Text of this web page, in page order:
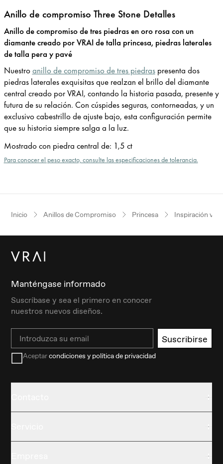
Anillo de compromiso Three Stone Detalles
Anillo de compromiso de tres piedras en oro rosa con un
diamante creado por VRAI de talla princesa, piedras laterales
de talla pera y pavé
Nuestroanillo de compromiso de tres piedraspresenta dos
piedras laterales exquisitas que realzan el brillo del diamante
central creado por VRAI, contando la historia pasada, presente y
futura de su relación. Con cúspides seguras, contorneadas, y un
exclusivo cabestrillo de ajuste bajo, esta configuración permite
que su historia siempre salga a la luz.
Mostrado con piedra central de: 1,5 ct
Para conocer el peso exacto, consulte las especificaciones de tolerancia.
Inicio Anillos de Compromiso Princesa Inspiración
Manténgase informado
Suscríbase y sea el primero en conocer
nuestros nuevos diseños.
Email Suscribirse
Aceptarcondiciones y política de privacidad